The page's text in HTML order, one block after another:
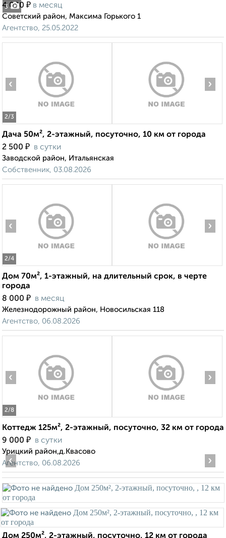
3
4 000 ₽ в месяц
Советский район, Максима Горького 1
Агентство, 25.05.2022
2/3
‹ ›
Дача 50м², 2-этажный, посуточно, 10 км от города
2 500 ₽ в сутки
Заводской район, Итальянская
Собственник, 03.08.2026
2/4
‹ ›
Дом 70м², 1-этажный, на длительный срок, в черте
города
8 000 ₽ в месяц
Железнодорожный район, Новосильская 118
Агентство, 06.08.2026
2/8
‹ ›
Коттедж 125м², 2-этажный, посуточно, 32 км от города
9 000 ₽ в сутки
Урицкий район,д.Квасово
Агентство, 06.08.2026
‹ ›
Дом 250м², 2-этажный, посуточно, 12 км от города